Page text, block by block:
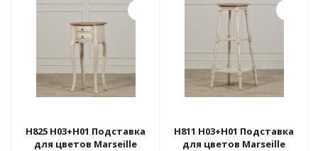
H825 H03+H01 Подставка
для цветов Marseille
H811 H03+H01 Подставка
для цветов Marseille